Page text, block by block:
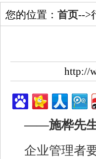
您的位置： 首页-->
http://
——施桦先生
企业管理者